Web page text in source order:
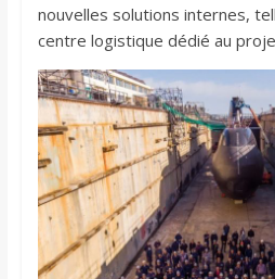
nouvelles solutions internes,
centre logistique dédié au